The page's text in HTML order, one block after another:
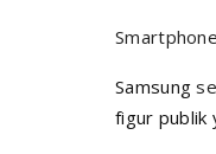
Samsung
figur publik